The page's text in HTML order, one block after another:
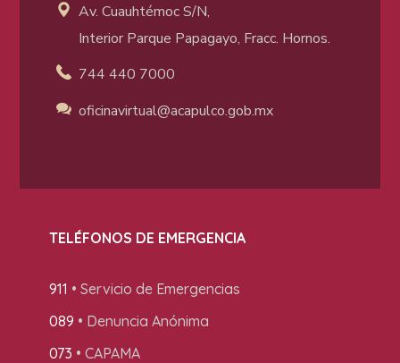
Av. Cuauhtémoc S/N,
Interior Parque Papagayo, Fracc. Hornos.
744 440 7000
oficinavirtual@acapulco.gob.mx
TELÉFONOS DE EMERGENCIA
911 • Servicio de Emergencias
089 • Denuncia Anónima
073 • CAPAMA